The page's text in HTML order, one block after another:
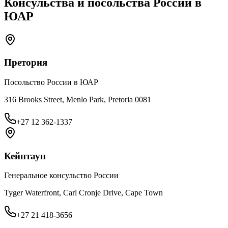
ЮАР
Претория
Посольство России в ЮАР
316 Brooks Street, Menlo Park, Pretoria 0081
+27 12 362-1337
Кейптаун
Генеральное консульство России
Tyger Waterfront, Carl Cronje Drive, Cape Town
+27 21 418-3656